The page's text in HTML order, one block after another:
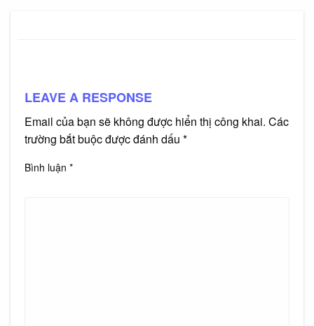
LEAVE A RESPONSE
Email của bạn sẽ không được hiển thị công khai. Các
trường bắt buộc được đánh dấu *
Bình luận *